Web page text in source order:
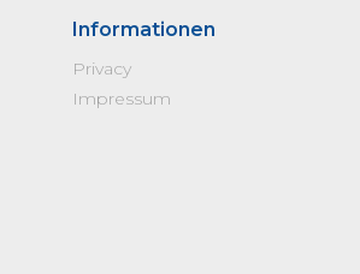
Informationen
Privacy
Impressum